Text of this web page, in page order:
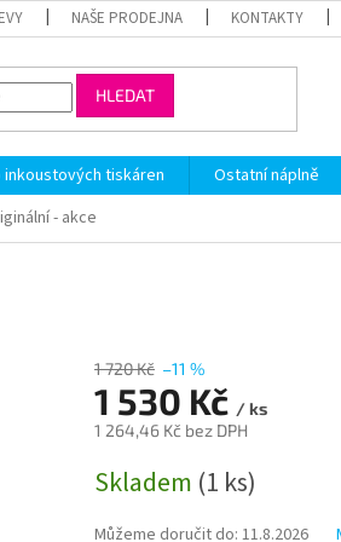
NAŠE PRODEJNA KONTAKTY
HLEDAT
inkoustových tiskáren Ostatní náplně
- akce
1 720 Kč –11 %
1 530 Kč / ks
1 264,46 Kč bez DPH
cena:
Skladem (1 ks)
Můžeme doručit do: 11.8.2026